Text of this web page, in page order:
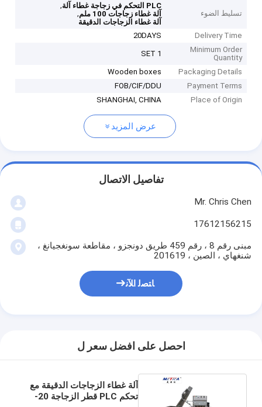
تسليط الضوء
PLC التحكم في زجاجة غطاء آلة
,
آلة غطاء زجاجات 100 ملم
,
آلة غطاء الزجاجات الدقيقة
Delivery Time
20DAYS
Minimum Order
Quantity
1 SET
Packaging Details
Wooden boxes
Payment Terms
FOB/CIF/DDU
Place of Origin
SHANGHAI, CHINA
عرض المزيد
تفاصيل الاتصال
Mr. Chris Chen
17612156215
مبنى رقم 8 ، رقم 459 طريق دونجزو ، مقاطعة سونغجيانغ ،
شنغهاي ، الصين ، 201619
ﺎﺘﺼﻟ ﺍﻶﻧ
احصل على افضل سعر ل
آلة غطاء الزجاجات الدقيقة مع
تحكم PLC قطر الزجاجة 20-